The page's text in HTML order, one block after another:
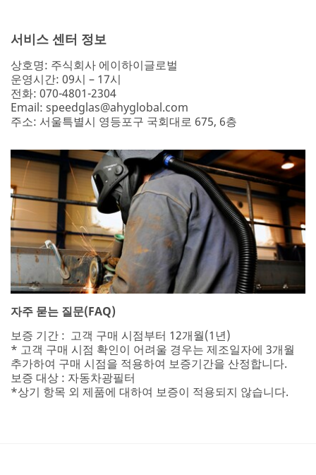
서비스 센터 정보
상호명: 주식회사 에이하이글로벌
운영시간: 09시 – 17시
전화: 070-4801-2304
Email: speedglas@ahyglobal.com
주소: 서울특별시 영등포구 국회대로 675, 6층
자주 묻는 질문(FAQ)
보증 기간 : 고객 구매 시점부터 12개월(1년)
* 고객 구매 시점 확인이 어려울 경우는 제조일자에 3개월
추가하여 구매 시점을 적용하여 보증기간을 산정합니다.
보증 대상 : 자동차광필터
*상기 항목 외 제품에 대하여 보증이 적용되지 않습니다.